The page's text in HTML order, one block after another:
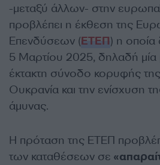
-μεταξύ άλλων- στην
προβλέπει η έκθεση της
Επενδύσεων (ΕΤΕΠ) η οποία
5 Μαρτίου 2025, δηλαδή μία
έκτακτη σύνοδο κορυφής
Ουκρανία και την ενίσχυση
άμυνας.
Η πρόταση της ΕΤΕΠ
των καταθέσεων σε